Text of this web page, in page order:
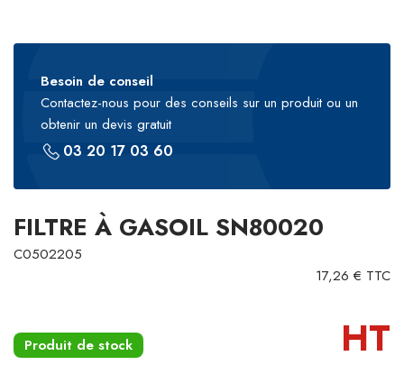
Besoin de conseil
Contactez-nous pour des conseils sur un produit ou un
obtenir un devis gratuit
03 20 17 03 60
FILTRE À GASOIL SN80020
C0502205
17,26 € TTC
Produit de stock HT